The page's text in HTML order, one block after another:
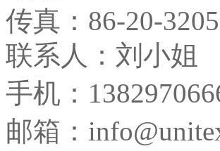
传真： 86-20-
联系人：刘小姐
手机：
邮箱：